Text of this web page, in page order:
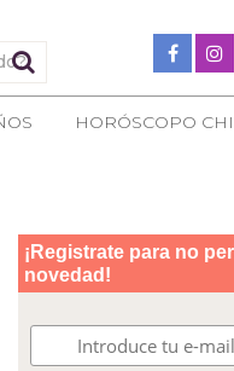
HORÓSCOPO